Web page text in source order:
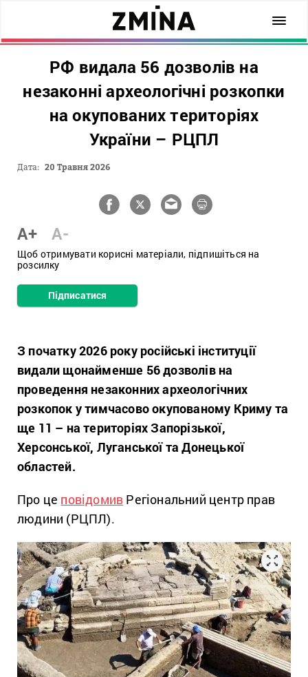
РФ видала 56 дозволів на
незаконні археологічні розкопки
на окупованих територіях
України – РЦПЛ
Дата: 20 Травня 2026
A+ A-
Щоб отримувати корисні матеріали, підпишіться на
розсилку
Підписатися
З початку 2026 року російські інституції
видали щонайменше 56 дозволів на
проведення незаконних археологічних
розкопок у тимчасово окупованому Криму та
ще 11 – на територіях Запорізької,
Херсонської, Луганської та Донецької
областей.
Про це повідомив Регіональний центр прав
людини (РЦПЛ).